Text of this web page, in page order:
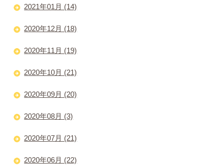
2021年01月 (14)
2020年12月 (18)
2020年11月 (19)
2020年10月 (21)
2020年09月 (20)
2020年08月 (3)
2020年07月 (21)
2020年06月 (22)